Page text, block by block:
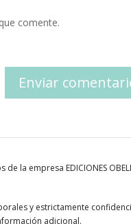
comente.
la empresa EDICIONES
y estrictamente
adicional.